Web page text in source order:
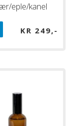
eple/kanel
KR 249